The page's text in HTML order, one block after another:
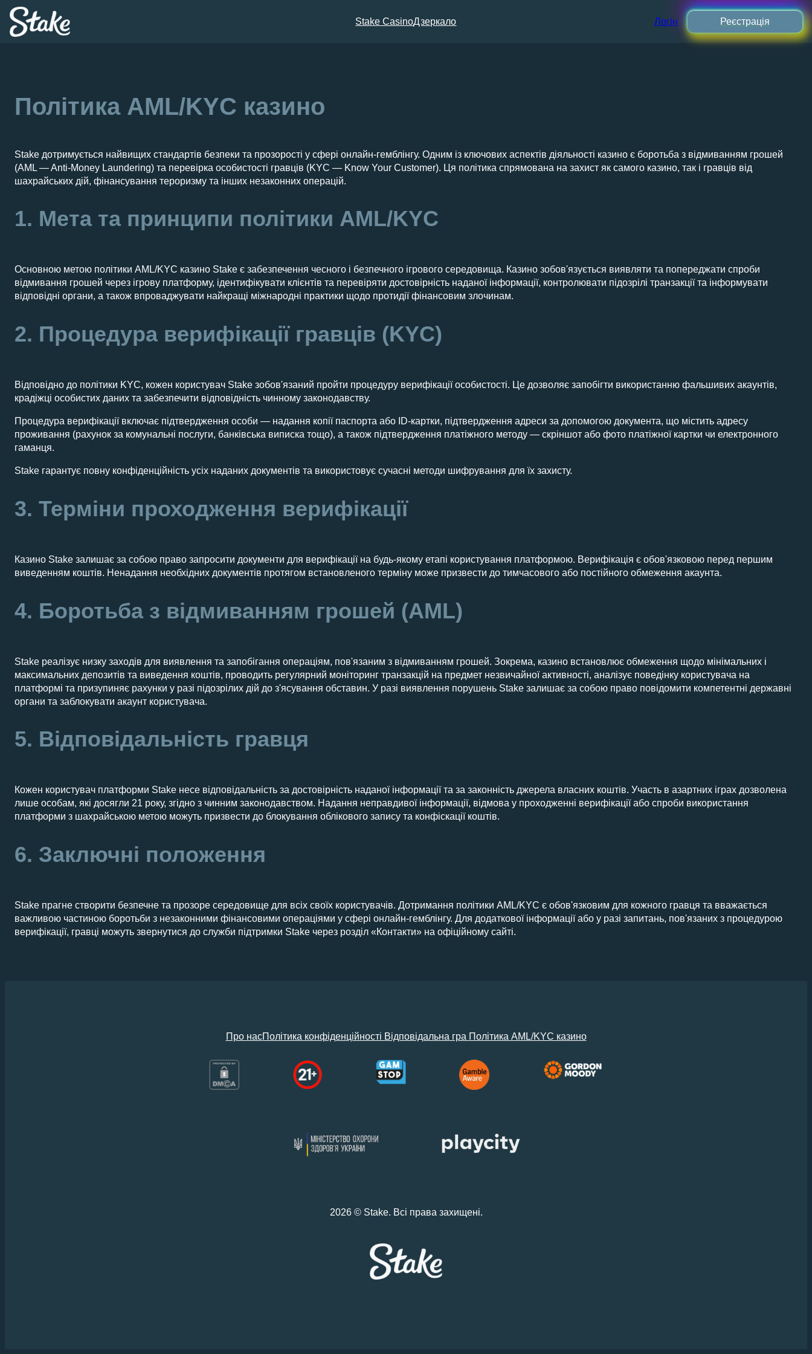
Перейти
до
вмісту
Stake CasinoДзеркало Логін Реєстрація
Політика AML/KYC казино
Stake дотримується найвищих стандартів безпеки та прозорості у сфері онлайн-гемблінгу. Одним із ключових аспектів діяльності казино є боротьба з відмиванням грошей
(AML — Anti-Money Laundering) та перевірка особистості гравців (KYC — Know Your Customer). Ця політика спрямована на захист як самого казино, так і гравців від
шахрайських дій, фінансування тероризму та інших незаконних операцій.
1. Мета та принципи політики AML/KYC
Основною метою політики AML/KYC казино Stake є забезпечення чесного і безпечного ігрового середовища. Казино зобов'язується виявляти та попереджати спроби
відмивання грошей через ігрову платформу, ідентифікувати клієнтів та перевіряти достовірність наданої інформації, контролювати підозрілі транзакції та інформувати
відповідні органи, а також впроваджувати найкращі міжнародні практики щодо протидії фінансовим злочинам.
2. Процедура верифікації гравців (KYC)
Відповідно до політики KYC, кожен користувач Stake зобов'язаний пройти процедуру верифікації особистості. Це дозволяє запобігти використанню фальшивих акаунтів,
крадіжці особистих даних та забезпечити відповідність чинному законодавству.
Процедура верифікації включає підтвердження особи — надання копії паспорта або ID-картки, підтвердження адреси за допомогою документа, що містить адресу
проживання (рахунок за комунальні послуги, банківська виписка тощо), а також підтвердження платіжного методу — скріншот або фото платіжної картки чи електронного
гаманця.
Stake гарантує повну конфіденційність усіх наданих документів та використовує сучасні методи шифрування для їх захисту.
3. Терміни проходження верифікації
Казино Stake залишає за собою право запросити документи для верифікації на будь-якому етапі користування платформою. Верифікація є обов'язковою перед першим
виведенням коштів. Ненадання необхідних документів протягом встановленого терміну може призвести до тимчасового або постійного обмеження акаунта.
4. Боротьба з відмиванням грошей (AML)
Stake реалізує низку заходів для виявлення та запобігання операціям, пов'язаним з відмиванням грошей. Зокрема, казино встановлює обмеження щодо мінімальних і
максимальних депозитів та виведення коштів, проводить регулярний моніторинг транзакцій на предмет незвичайної активності, аналізує поведінку користувача на
платформі та призупиняє рахунки у разі підозрілих дій до з'ясування обставин. У разі виявлення порушень Stake залишає за собою право повідомити компетентні державні
органи та заблокувати акаунт користувача.
5. Відповідальність гравця
Кожен користувач платформи Stake несе відповідальність за достовірність наданої інформації та за законність джерела власних коштів. Участь в азартних іграх дозволена
лише особам, які досягли 21 року, згідно з чинним законодавством. Надання неправдивої інформації, відмова у проходженні верифікації або спроби використання
платформи з шахрайською метою можуть призвести до блокування облікового запису та конфіскації коштів.
6. Заключні положення
Stake прагне створити безпечне та прозоре середовище для всіх своїх користувачів. Дотримання політики AML/KYC є обов'язковим для кожного гравця та вважається
важливою частиною боротьби з незаконними фінансовими операціями у сфері онлайн-гемблінгу. Для додаткової інформації або у разі запитань, пов'язаних з процедурою
верифікації, гравці можуть звернутися до служби підтримки Stake через розділ «Контакти» на офіційному сайті.
Про насПолітика конфіденційності Відповідальна гра Політика AML/KYC казино
2026 © Stake. Всі права захищені.